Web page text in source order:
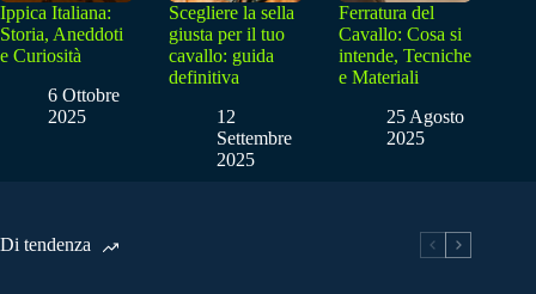
Ippica Italiana:
Storia, Aneddoti
e Curiosità
6 Ottobre
2025
Scegliere la sella
giusta per il tuo
cavallo: guida
definitiva
12
Settembre
2025
Ferratura del
Cavallo: Cosa si
intende, Tecniche
e Materiali
25 Agosto
2025
Di tendenza